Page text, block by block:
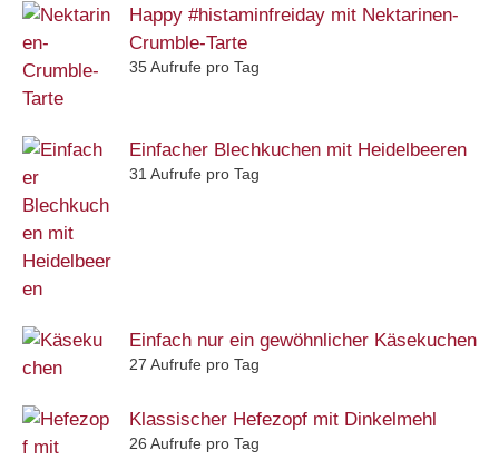
Happy #histaminfreiday mit Nektarinen-
Crumble-Tarte
35 Aufrufe pro Tag
Einfacher Blechkuchen mit Heidelbeeren
31 Aufrufe pro Tag
Einfach nur ein gewöhnlicher Käsekuchen
27 Aufrufe pro Tag
Klassischer Hefezopf mit Dinkelmehl
26 Aufrufe pro Tag